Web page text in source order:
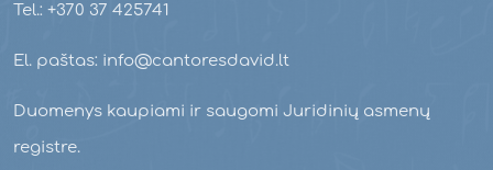
Tel.: +370 37 425741
El. paštas: info@cantoresdavid.lt
Duomenys kaupiami ir saugomi Juridinių asmenų
registre.